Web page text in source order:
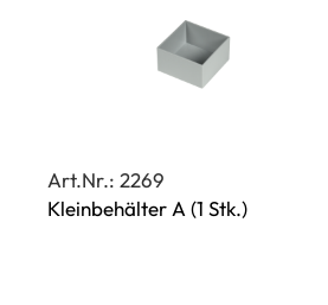
Art.Nr.: 2269
Kleinbehälter A (1 Stk.)